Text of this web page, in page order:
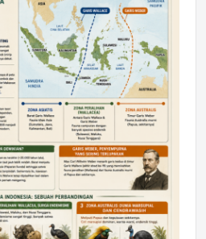
Kalimantan Timur 2 Dukung
Samarinda dalam Astra
Future Leaders 2026
Jul 2026 19:01